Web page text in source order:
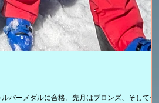
バーメダルに合格。先月はブロンズ、そして今